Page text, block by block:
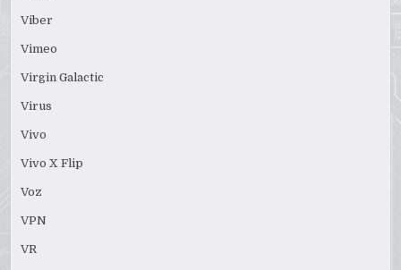
Viber
Vimeo
Virgin Galactic
Virus
Vivo
Vivo X Flip
Voz
VPN
VR